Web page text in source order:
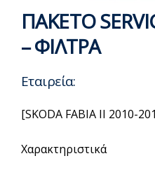
ΠΑΚΕΤΟ
– ΦΙΛΤΡΑ
Εταιρεία:
[SKODΑ FABIA II 2010-
Χαρακτηριστικά